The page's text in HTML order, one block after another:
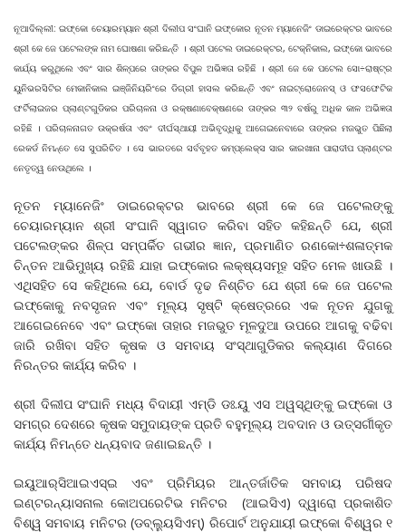
ନୂଆଦିଲ୍ଲୀ: ଇଫ୍‌କୋ ଚେୟାରମ୍ୟାନ ଶ୍ରୀ ଦିଲୀପ ସଂଘାନି ଇଫ୍‌କୋର ନୂତନ ମ୍ୟାନେଜିଂ ଡାଇରେକ୍ଟର ଭାବରେ
ଶ୍ରୀ କେ ଜେ ପଟେଲଙ୍କ ନାମ ଘୋଷଣା କରିଛନ୍ତି । ଶ୍ରୀ ପଟେଲ ଡାଇରେକ୍ଟର, ଟେକ୍‌ନିକାଲ, ଇଫ୍‌କୋ ଭାବରେ
କାର୍ଯ୍ୟ କରୁଥିଲେ ଏବଂ ସାର ଶିଳ୍ପରେ ତାଙ୍କର ବିପୁଳ ଅଭିଜ୍ଞତା ରହିଛି । ଶ୍ରୀ ଜେ କେ ପଟେଲ ସୋ÷ରାଷ୍ଟ୍ର
ୟୁନିଭରସିଟିର ମେକାନିକାଲ ଇଞ୍ଜିନିୟରିଂରେ ଡିଗ୍ରୀ ହାସଲ କରିଛନ୍ତି ଏବଂ ନାଇଟ୍ରୋଜେନସ୍‌ ଓ ଫସଫେଟିକ
ଫର୍ଟିଲାଇଜର ପ୍ଲାଣ୍ଟଗୁଡିକର ପରିଚାଳନା ଓ ରକ୍ଷଣାବେକ୍ଷଣରେ ତାଙ୍କର ୩୨ ବର୍ଷରୁ ଅଧିକ କାଳ ଅଭିଜ୍ଞତା
ରହିଛି । ପରିଚାଳନାଗତ ଉକ୍ରର୍ଷତା ଏବଂ ଦୀର୍ଘସ୍ଥାୟୀ ଅଭିବୃଦ୍ଧିକୁ ଆଗେଇନେବାରେ ତାଙ୍କର ମଜଭୁତ ପିଛିଲା
ରେକର୍ଡ ନିମନ୍ତେ ସେ ସୁପରିଚିତ । ସେ ଭାରତରେ ସର୍ବବୃହତ କମ୍ପ୍ଲେକ୍ସ ସାର କାରଖାନା ପାରାଦୀପ ପ୍ଲାଣ୍ଟର
ନେତୃତ୍ୱ ନେଉଥିଲେ ।
ନୂତନ ମ୍ୟାନେଜିଂ ଡାଇରେକ୍ଟର ଭାବରେ ଶ୍ରୀ କେ ଜେ ପଟେଲଙ୍କୁ
ଚେୟାରମ୍ୟାନ ଶ୍ରୀ ସଂଘାନି ସ୍ୱାଗତ କରିବା ସହିତ କହିଛନ୍ତି ଯେ, ଶ୍ରୀ
ପଟେଲଙ୍କର ଶିଳ୍ପ ସମ୍ପର୍କିତ ଗଭୀର ଜ୍ଞାନ, ପ୍ରମାଣିତ ରଣକୋ÷ଶଳାତ୍ମକ
ଚିନ୍ତନ ଆଭିମୁଖ୍ୟ ରହିଛି ଯାହା ଇଫ୍‌କୋର ଲକ୍ଷ୍ୟସମୂହ ସହିତ ମେଳ ଖାଉଛି ।
ଏଥିସହିତ ସେ କହିଥିଲେ ଯେ, ବୋର୍ଡ ଦୃଢ ନିଶ୍ଚିତ ଯେ ଶ୍ରୀ କେ ଜେ ପଟେଲ
ଇଫ୍‌କୋକୁ ନବସୃଜନ ଏବଂ ମୂଲ୍ୟ ସୃଷ୍ଟି କ୍ଷେତ୍ରରେ ଏକ ନୂତନ ଯୁଗକୁ
ଆଗେଇନେବେ ଏବଂ ଇଫ୍‌କୋ ତାହାର ମଜଭୁତ ମୂଳଦୁଆ ଉପରେ ଆଗକୁ ବଢିବା
ଜାରି ରଖିବା ସହିତ କୃଷକ ଓ ସମବାୟ ସଂସ୍ଥାଗୁଡିକର କଲ୍ୟାଣ ଦିଗରେ
ନିରନ୍ତର କାର୍ଯ୍ୟ କରିବ ।
ଶ୍ରୀ ଦିଲୀପ ସଂଘାନି ମଧ୍ୟ ବିଦାୟୀ ଏମ୍‌ଡି ଡଃ.ୟୁ ଏସ ଅୱସ୍ଥିଙ୍କୁ ଇଫ୍‌କୋ ଓ
ସମଗ୍ର ଦେଶରେ କୃଷକ ସମୁଦାୟଙ୍କ ପ୍ରତି ବହୁମୂଲ୍ୟ ଅବଦାନ ଓ ଉତ୍ସର୍ଗୀକୃତ
କାର୍ଯ୍ୟ ନିମନ୍ତେ ଧନ୍ୟବାଦ ଜଣାଇଛନ୍ତି ।
ଇୟୁଆର୍‌ସିଆଇଏସ୍‌ଇ ଏବଂ ପ୍ରିମିୟର ଆନ୍ତର୍ଜାତିକ ସମବାୟ ପରିଷଦ
ଇଣ୍ଟରନ୍ୟାସନାଲ କୋଅପରେଟିଭ ମନିଟର (ଆଇସିଏ) ଦ୍ୱାରୋ ପ୍ରକାଶିତ
ବିଶ୍ୱ ସମବାୟ ମନିଟର (ଡବ୍ଲୁ୍ୟସିଏମ୍‌) ରିପୋର୍ଟ ଅନୁଯାୟୀ ଇଫ୍‌କୋ ବିଶ୍ୱର ୧